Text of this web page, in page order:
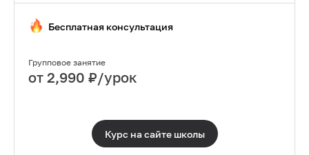
Бесплатная консультация
Групповое занятие
от 2,990 ₽/урок
Курс на сайте школы